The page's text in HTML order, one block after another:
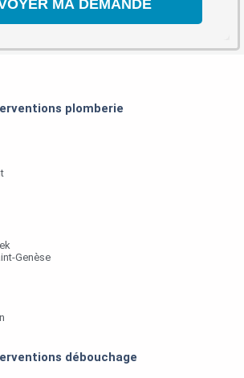
plomberie
Genèse
débouchage